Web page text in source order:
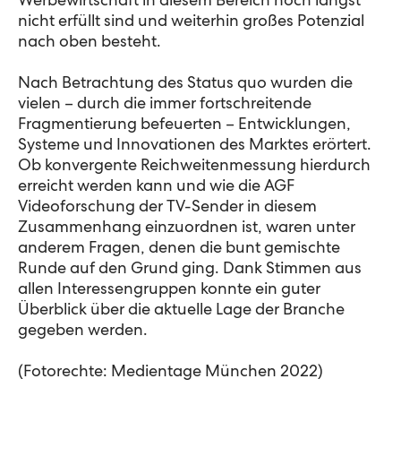
nicht erfüllt sind und weiterhin großes Potenzial
nach oben besteht.
Nach Betrachtung des Status quo wurden die
vielen – durch die immer fortschreitende
Fragmentierung befeuerten – Entwicklungen,
Systeme und Innovationen des Marktes erörtert.
Ob konvergente Reichweitenmessung hierdurch
erreicht werden kann und wie die AGF
Videoforschung der TV-Sender in diesem
Zusammenhang einzuordnen ist, waren unter
anderem Fragen, denen die bunt gemischte
Runde auf den Grund ging. Dank Stimmen aus
allen Interessengruppen konnte ein guter
Überblick über die aktuelle Lage der Branche
gegeben werden.
(Fotorechte: Medientage München 2022)